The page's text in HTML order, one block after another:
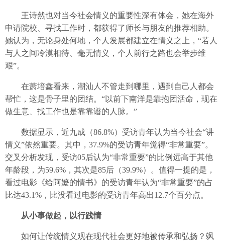
王诗然也对当今社会情义的重要性深有体会，她在海外
申请院校、寻找工作时，都获得了师长与朋友的推荐相助。
她认为，无论身处何地，个人发展都建立在情义之上，“若人
与人之间冷漠相待、毫无情义，个人前行之路也会举步维
艰”。
在萧培鑫看来，潮汕人不管走到哪里，遇到自己人都会
帮忙，这是骨子里的团结。“以前下南洋是靠抱团活命，现在
做生意、找工作也是靠靠谱的人脉。”
数据显示，近九成（86.8%）受访青年认为当今社会“讲
情义”依然重要。其中，37.9%的受访青年觉得“非常重要”。
交叉分析发现，受访05后认为“非常重要”的比例远高于其他
年龄段，为59.6%，其次是85后（39.9%）。值得一提的是，
看过电影《给阿嬷的情书》的受访青年认为“非常重要”的占
比达43.1%，比没看过电影的受访青年高出12.7个百分点。
从小事做起，以行践情
如何让传统情义观在现代社会更好地被传承和弘扬？飒